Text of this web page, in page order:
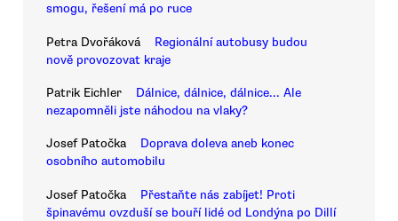
smogu, řešení má po ruce
Petra Dvořáková
Regionální autobusy budou
nově provozovat kraje
Patrik Eichler
Dálnice, dálnice, dálnice... Ale
nezapomněli jste náhodou na vlaky?
Josef Patočka
Doprava doleva aneb konec
osobního automobilu
Josef Patočka
Přestaňte nás zabíjet! Proti
špinavému ovzduší se bouří lidé od Londýna po Dillí